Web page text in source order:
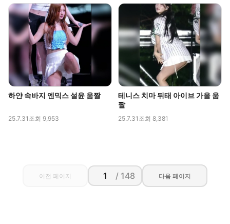
하얀 속바지 엔믹스 설윤 움짤
25.7.31 조회 9,953
테니스 치마 뒤태 아이브 가을 움
짤
25.7.31 조회 8,381
이전 페이지 / 148 다음 페이지